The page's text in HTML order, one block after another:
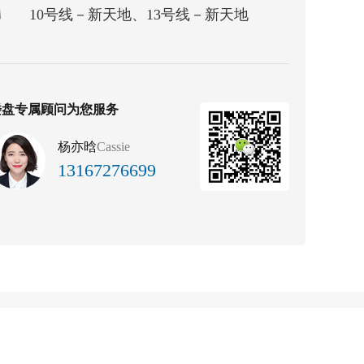
10号线－新天地、13号线－新天地
专属顾问为您服务
杨亦晗Cassie
13167276699